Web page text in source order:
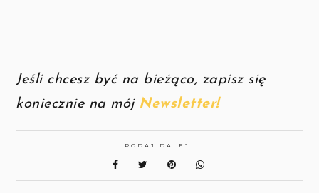
Jeśli chcesz być na bieżąco, zapisz się
koniecznie na mój Newsletter!
PODAJ DALEJ: